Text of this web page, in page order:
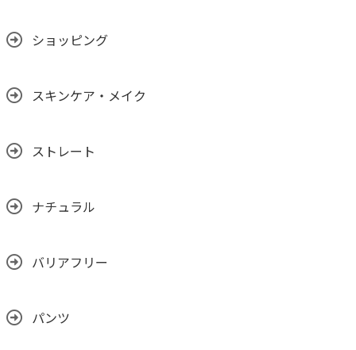
ショッピング
スキンケア・メイク
ストレート
ナチュラル
バリアフリー
パンツ